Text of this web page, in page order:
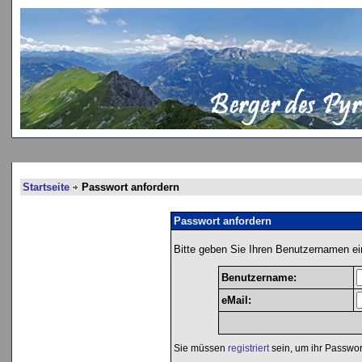
Startseite Passwort anfordern
Passwort anfordern
Bitte geben Sie Ihren Benutzernamen
Benutzername:
eMail:
Sie müssen registriert sein, um ihr